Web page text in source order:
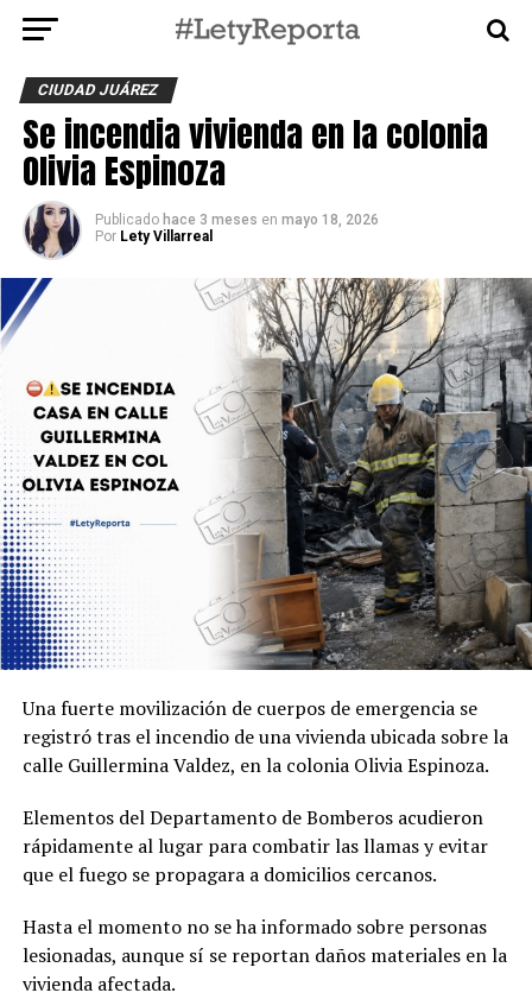
CIUDAD JUÁREZ
Se incendia vivienda en la colonia
Olivia Espinoza
Publicado hace 3 meses en mayo 18, 2026
Por Lety Villarreal
Una fuerte movilización de cuerpos de emergencia se
registró tras el incendio de una vivienda ubicada sobre la
calle Guillermina Valdez, en la colonia Olivia Espinoza.
Elementos del Departamento de Bomberos acudieron
rápidamente al lugar para combatir las llamas y evitar
que el fuego se propagara a domicilios cercanos.
Hasta el momento no se ha informado sobre personas
lesionadas, aunque sí se reportan daños materiales en la
vivienda afectada.